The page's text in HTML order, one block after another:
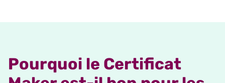
Pourquoi le Certificat